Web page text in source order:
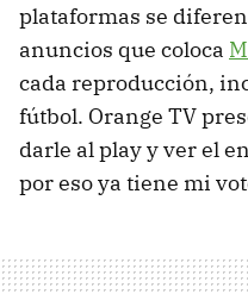
plataformas se
anuncios que coloca
cada reproducción,
fútbol. Orange TV
darle al play y ver el
por eso ya tiene mi